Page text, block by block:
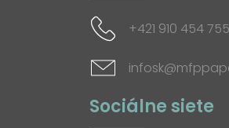
+421 910 454 755
Sociálne siete